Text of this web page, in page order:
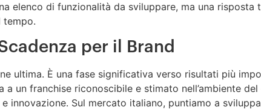
elenco di funzionalità da sviluppare, ma una risposta
tempo.
per il Brand
ultima. È una fase significativa verso risultati più
a un franchise riconoscibile e stimato nell’ambiente
innovazione. Sul mercato italiano, puntiamo a